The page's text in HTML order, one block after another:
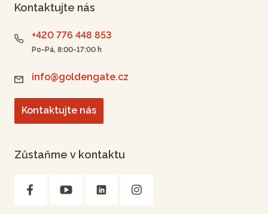
Kontaktujte nás
+420 776 448 853
Po-Pá, 8:00-17:00 h
info@goldengate.cz
Kontaktujte nás
Zůstaňme v kontaktu